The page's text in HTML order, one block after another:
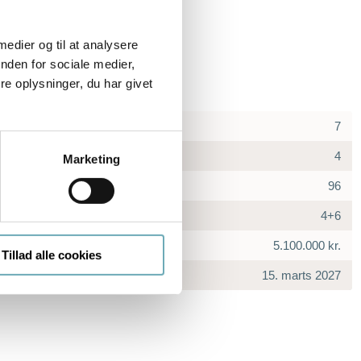
og til at analysere
for sociale medier,
oplysninger, du har givet
Marketing
Tillad alle cookies
7
4
96
4+6
5.100.000 kr.
15. marts 2027